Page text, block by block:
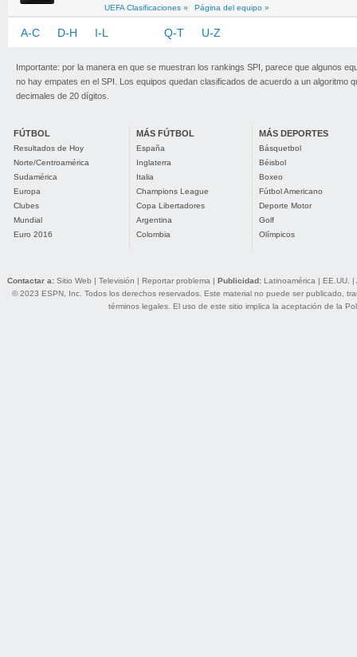
UEFA Clasificaciones »
Página del equipo »
A-C D-H I-L Q-T U-Z
Importante: por la manera en que se muestran los rankings SPI, parece que algunos
no hay empates en el SPI. Los equipos quedan clasificados de acuerdo a un algoritmo
decimales de 20 dígitos.
FÚTBOL
Resultados de Hoy
Norte/Centroamérica
Sudamérica
Europa
Clubes
Mundial
Euro 2016
MÁS FÚTBOL
España
Inglaterra
Italia
Champions League
Copa Libertadores
Argentina
Colombia
MÁS DEPORTES
Básquetbol
Béisbol
Boxeo
Fútbol Americano
Deporte Motor
Golf
Olímpicos
Contactar a: Sitio Web | Televisión | Reportar problema | Publicidad: Latinoamérica | EE.UU. |
© 2023 ESPN, Inc. Todos los derechos reservados. Este material no puede ser publicado,
términos legales. El uso de este sitio implica la aceptación de la